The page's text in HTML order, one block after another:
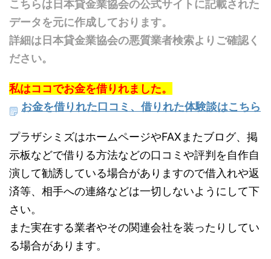
こちらは日本貸金業協会の公式サイトに記載された
データを元に作成しております。
詳細は日本貸金業協会の悪質業者検索よりご確認く
ださい。
私はココでお金を借りれました。
お金を借りれた口コミ、借りれた体験談はこちら
プラザシミズはホームページやFAXまたブログ、掲
示板などで借りる方法などの口コミや評判を自作自
演して勧誘している場合がありますので借入れや返
済等、相手への連絡などは一切しないようにして下
さい。
また実在する業者やその関連会社を装ったりしてい
る場合があります。